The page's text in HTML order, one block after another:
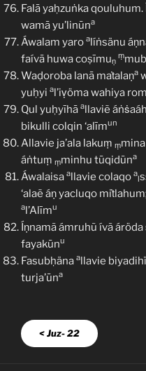
Falā yaḥzuṅka
wamā yu’linūna
Áwalam yaro alíṅsänu
faívā huwa coṣīmuṇ
ṃ
Waḍoroba lanā maṫalaṇa
yuḥyi al’iṿöma wahiya
Qul yuḥyīhā allaviẽ
bikulli colqin ‘alīmun
Allavie ja’ala lakuṃ ṃmina
áṅtuṃ ṃminhu tūqidūna
Áwalaisa allavie colaqo a
l
‘alaẽ áṇ yacluqo
al’Alīmu
Íṇnamã ámruhũ ívã áröda
fayakūnu
Fasubḥäna allavie
turja’ūna
< Juz- 22